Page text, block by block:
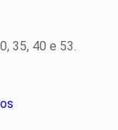
35, 40 e 53.